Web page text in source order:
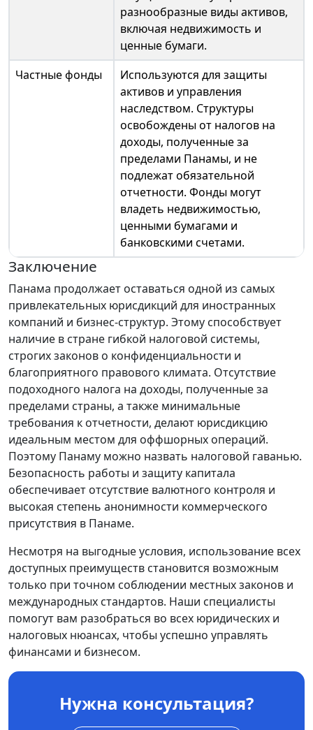
разнообразные виды активов,
включая недвижимость и
ценные бумаги.
Частные фонды
Используются для защиты
активов и управления
наследством. Структуры
освобождены от налогов на
доходы, полученные за
пределами Панамы, и не
подлежат обязательной
отчетности. Фонды могут
владеть недвижимостью,
ценными бумагами и
банковскими счетами.
Заключение
Панама продолжает оставаться одной из самых
привлекательных юрисдикций для иностранных
компаний и бизнес-структур. Этому способствует
наличие в стране гибкой налоговой системы,
строгих законов о конфиденциальности и
благоприятного правового климата. Отсутствие
подоходного налога на доходы, полученные за
пределами страны, а также минимальные
требования к отчетности, делают юрисдикцию
идеальным местом для оффшорных операций.
Поэтому Панаму можно назвать налоговой гаванью.
Безопасность работы и защиту капитала
обеспечивает отсутствие валютного контроля и
высокая степень анонимности коммерческого
присутствия в Панаме.
Несмотря на выгодные условия, использование всех
доступных преимуществ становится возможным
только при точном соблюдении местных законов и
международных стандартов. Наши специалисты
помогут вам разобраться во всех юридических и
налоговых нюансах, чтобы успешно управлять
финансами и бизнесом.
Нужна консультация?